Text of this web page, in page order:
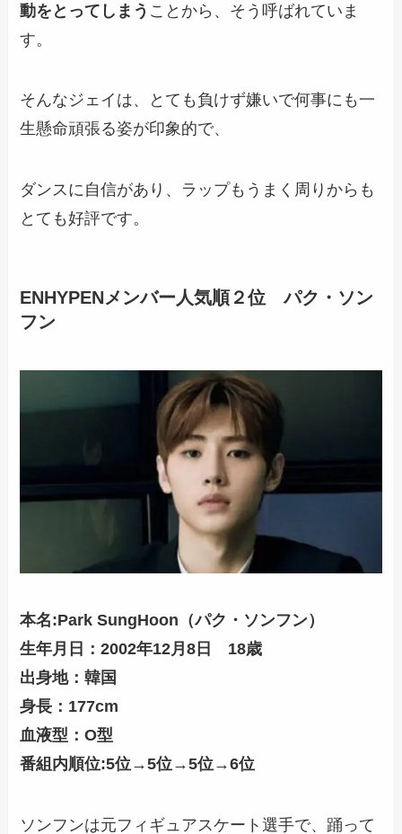
動をとってしまう ことから、そう呼ばれていま
す。
そんなジェイは、とても負けず嫌いで何事にも一
生懸命頑張る姿が印象的で、
ダンスに自信があり 、ラップもうまく周りからも
とても好評です。
ENHYPENメンバー人気順２位 パク・ソン
フン
本名:Park SungHoon（パク・ソンフン）
生年月日：2002年12月8日 18歳
出身地：韓国
身長：177cm
血液型：O型
番組内順位:5位→5位→5位→6位
ソンフンは元フィギュアスケート選手で、踊って